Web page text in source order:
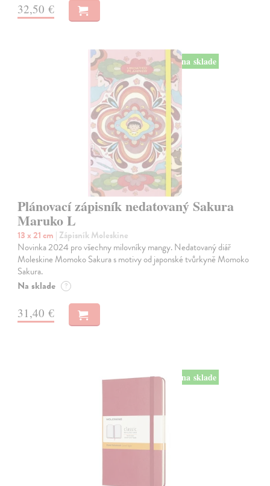
32,50 €
na sklade
Plánovací zápisník nedatovaný Sakura
Maruko L
13 x 21 cm | Zápisník Moleskine
Novinka 2024 pro všechny milovníky mangy. Nedatovaný diář
Moleskine Momoko Sakura s motivy od japonské tvůrkyně Momoko
Sakura.
Na sklade ?
31,40 €
na sklade